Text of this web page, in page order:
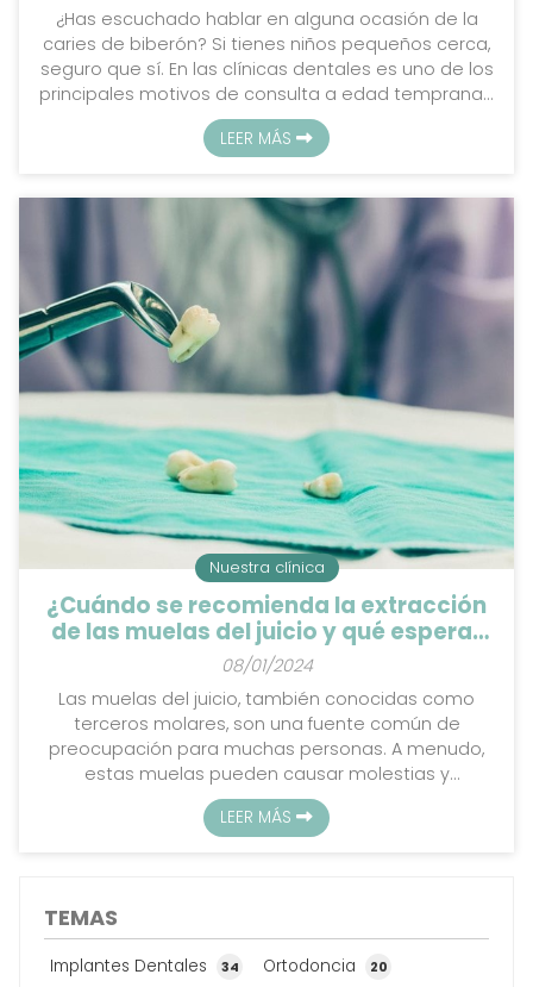
TEMAS
Implantes Dentales 34 Ortodoncia 20
¿Has escuchado hablar en alguna ocasión de la
caries de biberón? Si tienes niños pequeños cerca,
seguro que sí. En las clínicas dentales es uno de los
principales motivos de consulta a edad tempranas,
ya que estas caries afectan a los dientes de leche
de los niños pequeños que toman biberón. Si
controladas y saber qué se puede hacer al
respecto, sigue leyendo este artículo que hemos
elaborado desde tu clínica dental de confianza en
Vilagarcía. ¿En qué ...
LEER MÁS
¿Cuándo se recomienda la extracción
de las muelas del juicio y qué esperar
del procedimiento?
08/01/2024
Nuestra clínica
Las muelas del juicio, también conocidas como
terceros molares, son una fuente común de
preocupación para muchas personas. A menudo,
estas muelas pueden causar molestias y
problemas de salud oral que requieren una
intervención dental. En Policlínica Dental Giraldo,
qué puedes esperar durante el procedimiento. ¿Por
LEER MÁS